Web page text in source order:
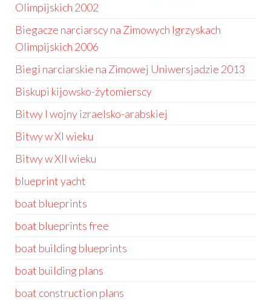
Olimpijskich 2002
Biegacze narciarscy na Zimowych Igrzyskach
Olimpijskich 2006
Biegi narciarskie na Zimowej Uniwersjadzie 2013
Biskupi kijowsko-żytomierscy
Bitwy I wojny izraelsko-arabskiej
Bitwy w XI wieku
Bitwy w XII wieku
blueprint yacht
boat blueprints
boat blueprints free
boat building blueprints
boat building plans
boat construction plans